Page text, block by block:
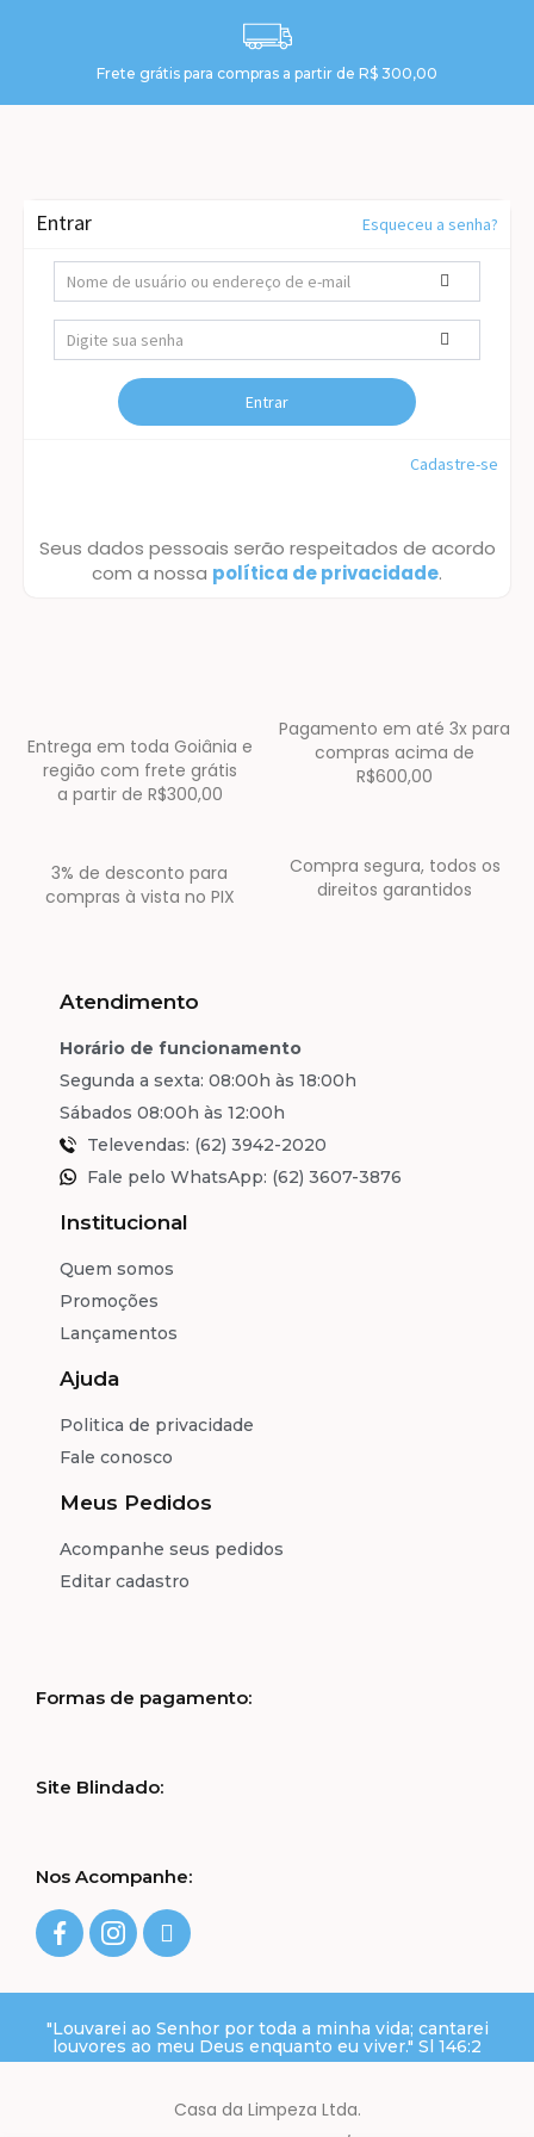
Frete grátis para compras a partir de R$ 300,00
Entrar Esqueceu a senha?
Cadastre-se
Seus dados pessoais serão respeitados de acordo
com a nossa política de privacidade.
Entrega em toda Goiânia e
região com frete grátis
a partir de R$300,00
Pagamento em até 3x para
compras acima de
R$600,00
3% de desconto para
compras à vista no PIX
Compra segura, todos os
direitos garantidos
Atendimento
Horário de funcionamento
Segunda a sexta: 08:00h às 18:00h
Sábados 08:00h às 12:00h
Televendas: (62) 3942-2020
Fale pelo WhatsApp: (62) 3607-3876
Institucional
Quem somos
Promoções
Lançamentos
Ajuda
Politica de privacidade
Fale conosco
Meus Pedidos
Acompanhe seus pedidos
Editar cadastro
Formas de pagamento:
Site Blindado:
Nos Acompanhe:
"Louvarei ao Senhor por toda a minha vida; cantarei
louvores ao meu Deus enquanto eu viver." Sl 146:2
Casa da Limpeza Ltda.